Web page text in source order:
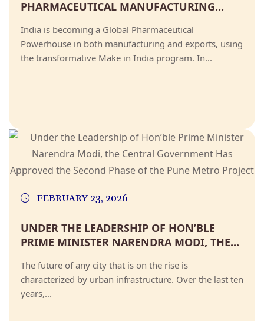
PHARMACEUTICAL MANUFACTURING...
India is becoming a Global Pharmaceutical
Powerhouse in both manufacturing and exports, using
the transformative Make in India program. In...
FEBRUARY 23, 2026
UNDER THE LEADERSHIP OF HON’BLE
PRIME MINISTER NARENDRA MODI, THE...
The future of any city that is on the rise is
characterized by urban infrastructure. Over the last ten
years,...